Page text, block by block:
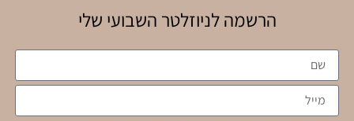
הרשמה לניוזלטר השבועי שלי